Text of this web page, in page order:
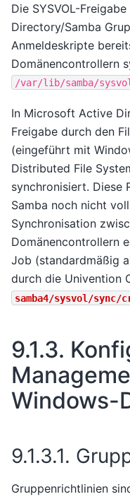
Die SYSVOL-
Directory/Samba
Anmeldeskripte
Domänencontrollern
/var/lib/samba/
In Microsoft Active
Freigabe durch den
(eingeführt mit
Distributed File
synchronisiert. Diese
Samba noch nicht
Synchronisation
Domänencontrollern
Job (standardmäßig
durch die Univention
samba4/sysvol/sync/
9.1.3.
Windows-
9.1.3.1.
Gruppenrichtlinien